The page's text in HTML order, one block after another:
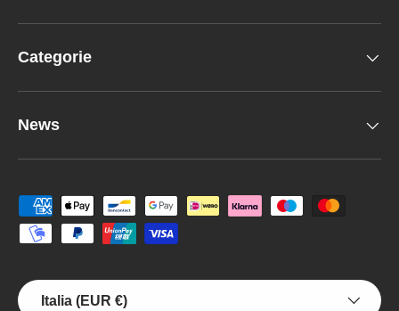
Categorie
News
Metodi di pagamento accettati
Paese/Regione
Italia (EUR €)